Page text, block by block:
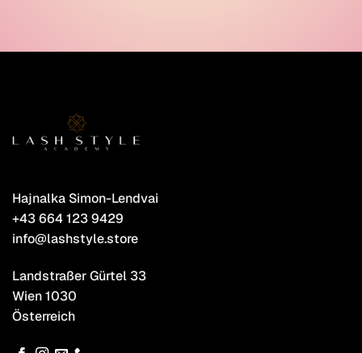
Hajnalka Simon-Lendvai
+43 664 123 9429
info@lashstyle.store
Landstraßer Gürtel 33
Wien 1030
Österreich